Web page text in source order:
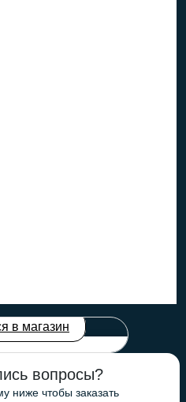
в магазин
вопросы?
ниже чтобы заказать